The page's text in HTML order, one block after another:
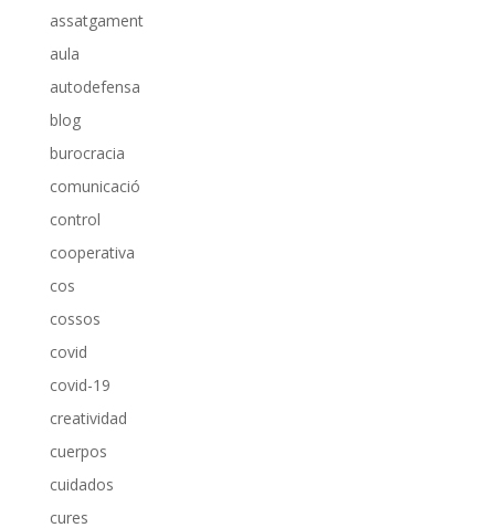
assatgament
aula
autodefensa
blog
burocracia
comunicació
control
cooperativa
cos
cossos
covid
covid-19
creatividad
cuerpos
cuidados
cures